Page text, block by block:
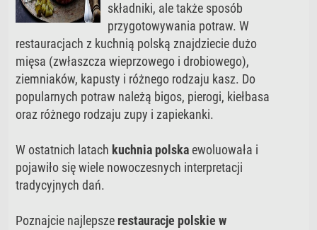
składniki, ale także sposób
przygotowywania potraw. W
restauracjach z kuchnią polską znajdziecie dużo
mięsa (zwłaszcza wieprzowego i drobiowego),
ziemniaków, kapusty i różnego rodzaju kasz. Do
popularnych potraw należą bigos, pierogi, kiełbasa
oraz różnego rodzaju zupy i zapiekanki.
W ostatnich latach kuchnia polska ewoluowała i
pojawiło się wiele nowoczesnych interpretacji
tradycyjnych dań.
Poznajcie najlepsze restauracje polskie w